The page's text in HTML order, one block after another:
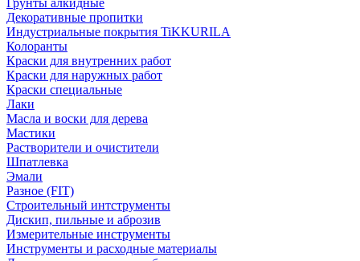
Грунты алкидные
Декоративные пропитки
Индустриальные покрытия TiKKURILA
Колоранты
Краски для внутренних работ
Краски для наружных работ
Краски специальные
Лаки
Масла и воски для дерева
Мастики
Растворители и очистители
Шпатлевка
Эмали
Разное (FIT)
Строительный интструменты
Дискип, пильные и аброзив
Измерительные инструменты
Инструменты и расходные материалы